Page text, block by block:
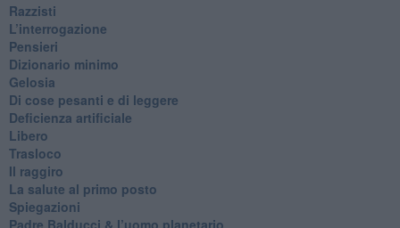
Razzisti
​L’interrogazione
Pensieri
​Dizionario minimo
Gelosia
Di cose pesanti e di leggere
​Deficienza artificiale
Libero
Trasloco
Il raggiro
​La salute al primo posto
Spiegazioni
Padre Balducci & l’uomo planetario